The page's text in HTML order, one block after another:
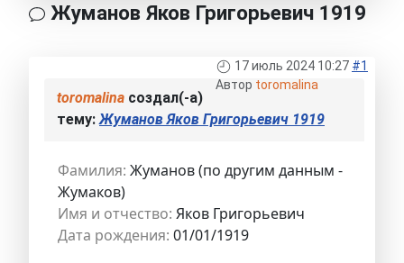
Жуманов Яков Григорьевич 1919
17 июль 2024 10:27 #1
Автор toromalina
toromalina создал(-а)
тему:Жуманов Яков Григорьевич 1919
Фамилия: Жуманов (по другим данным -
Жумаков)
Имя и отчество: Яков Григорьевич
Дата рождения: 01/01/1919